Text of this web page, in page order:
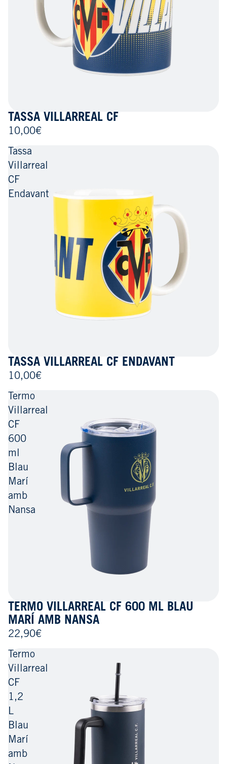
TASSA VILLARREAL CF
10,00€
Tassa
Villarreal
CF
Endavant
TASSA VILLARREAL CF ENDAVANT
10,00€
Termo
Villarreal
CF
600
ml
Blau
Marí
amb
Nansa
TERMO VILLARREAL CF 600 ML BLAU
MARÍ AMB NANSA
22,90€
Termo
Villarreal
CF
1,2
L
Blau
Marí
amb